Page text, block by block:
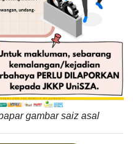
gambar saiz asal